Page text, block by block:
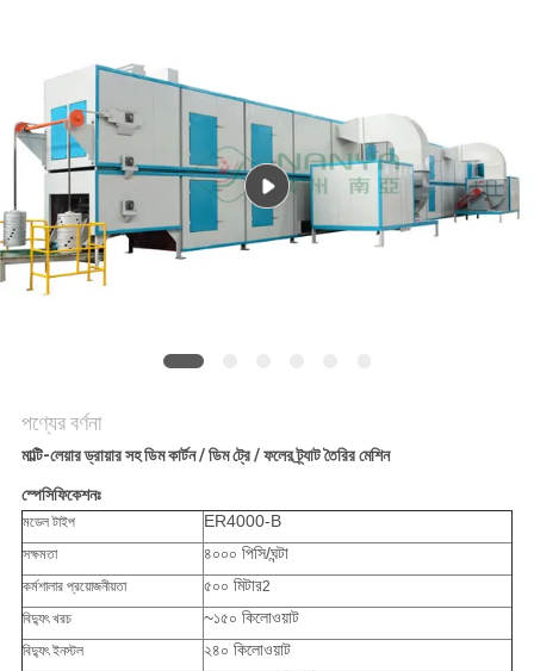
সাইট
ম্যাপ
PRIVACY
পণ্যের বর্ণনা
মাল্টি-লেয়ার ড্রায়ার সহ ডিম কার্টন / ডিম ট্রে / ফলের ট্র্যাট তৈরির মেশিন
স্পেসিফিকেশনঃ
মডেল টাইপ ER4000-B
সক্ষমতা ৪০০০ পিসি/ঘন্টা
কর্মশালার প্রয়োজনীয়তা ৫০০ মিটার2
বিদ্যুৎ খরচ ~১৫০ কিলোওয়াট
বিদ্যুৎ ইনস্টল ২৪০ কিলোওয়াট